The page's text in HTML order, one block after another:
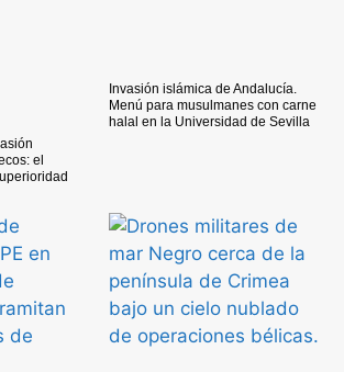
el
Invasión islámica de Andalucía.
Menú para musulmanes con carne
halal en la Universidad de Sevilla